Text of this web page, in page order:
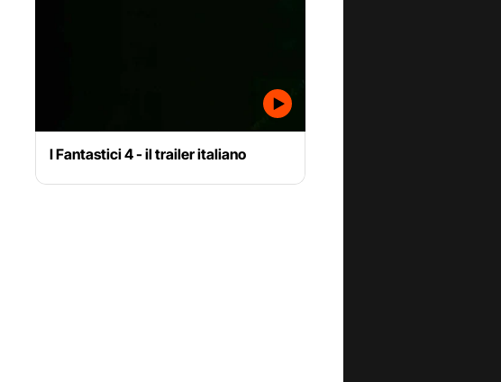
I Fantastici 4 - il trailer italiano